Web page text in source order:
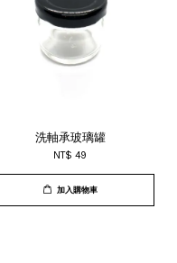
洗軸承玻璃罐
NT$ 49
加入購物車